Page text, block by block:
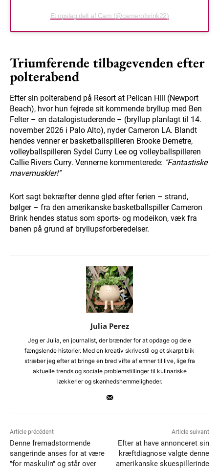
Et opslag delt af Cam (@camerolbrink22)
Triumferende tilbagevenden efter
polterabend
Efter sin polterabend på Resort at Pelican Hill (Newport
Beach), hvor hun fejrede sit kommende bryllup med Ben
Felter – en datalogistuderende – (bryllup planlagt til 14.
november 2026 i Palo Alto), nyder Cameron LA. Blandt
hendes venner er basketballspilleren Brooke Demetre,
volleyballspilleren Sydel Curry Lee og volleyballspilleren
Callie Rivers Curry. Vennerne kommenterede: "Fantastiske
mavemuskler!"
Kort sagt bekræfter denne glød efter ferien – strand,
bølger – fra den amerikanske basketballspiller Cameron
Brink hendes status som sports- og modeikon, væk fra
banen på grund af bryllupsforberedelser.
Julia Perez
Jeg er Julia, en journalist, der brænder for at opdage og dele
fængslende historier. Med en kreativ skrivestil og et skarpt blik
stræber jeg efter at bringe en bred vifte af emner til live, lige fra
aktuelle trends og sociale problemstillinger til kulinariske
lækkerier og skønhedshemmeligheder.
Article précédent
Denne fremadstormende
sangerinde anses for at være
"for maskulin" og står over
Article suivant
Efter at have annonceret sin
kræftdiagnose valgte denne
amerikanske skuespillerinde